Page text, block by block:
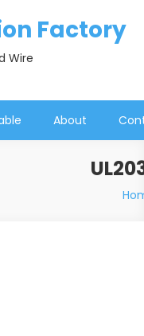
Factory
Wire
About